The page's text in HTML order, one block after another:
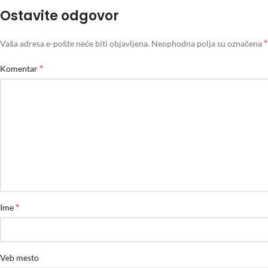
Ostavite odgovor
Vaša adresa e-pošte neće biti objavljena. Neophodna polja su označena *
Komentar *
Ime *
Veb mesto